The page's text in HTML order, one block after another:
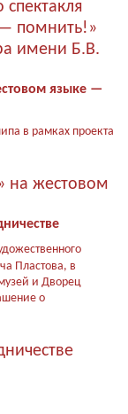
языке —
в рамках проекта
Пластова, в
и Дворец
о